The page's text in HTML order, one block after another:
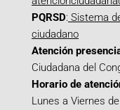
PQRSD: Sistema
ciudadano
Atención
Ciudadana del
Horario de
Lunes a Viernes